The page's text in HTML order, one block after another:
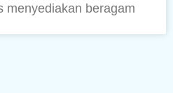
menyediakan beragam